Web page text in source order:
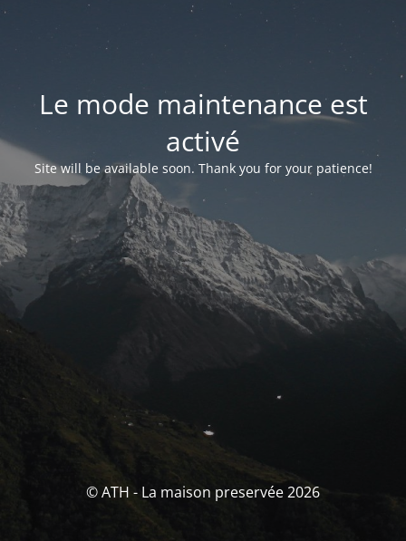
Le mode maintenance est
activé
Site will be available soon. Thank you for your patience!
© ATH - La maison preservée 2026